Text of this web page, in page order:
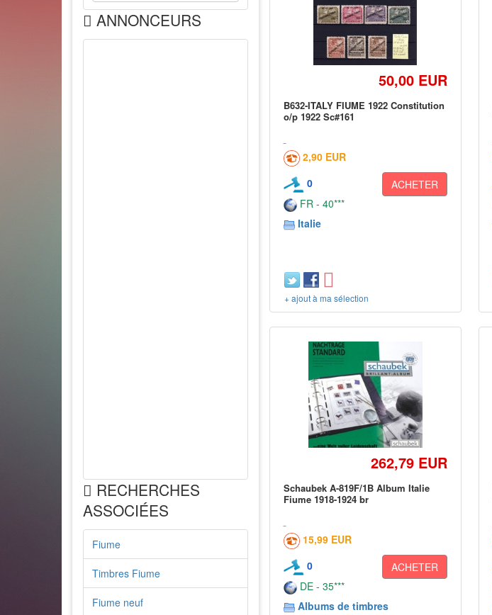
ANNONCEURS
RECHERCHES
ASSOCIÉES
Fiume
Timbres Fiume
Fiume neuf
50,00 EUR
B632-ITALY FIUME 1922 Constitution
o/p 1922 Sc#161
2,90 EUR
0
ACHETER
FR - 40***
Italie
+ ajout à ma sélection
262,79 EUR
Schaubek A-819F/1B Album Italie
Fiume 1918-1924 br
15,99 EUR
0
ACHETER
DE - 35***
Albums de timbres